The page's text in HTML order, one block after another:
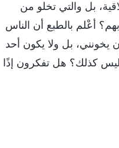
بل والتي تخلو من
أعْلم بالطبع أن الناس
يخونني، بل ولا يكون أحد
كذلك؟ هل تفكرون إذًا